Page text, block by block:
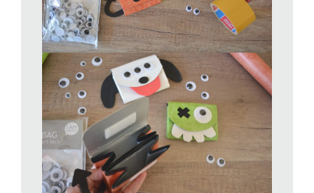
Con la pellicola adesiva, aiutandovi con una spatola rivestite
l’intero contenitore. Se non siete pratici vi consiglio di rivestire
prima il rettangolo della patella e quindi tagliando una striscia di
adesivo di 14x40cm tutto il contenitore. Fate aderire bene
cercando di non formare bolle. A seconda del personaggio che
volete creare arrotondate la patella a piacere con le forbici.
Quindi con del nastro isolante rifinite tutto il perimetro dei bordi
dopo averli pareggiati. Date ora forma al vostro portafogli. Fate
rientrare le parti laterali, quindi piegate in due e unite le due
parti al centro con del biadesivo forte. Premete bene e
appiattite tutte le pieghe. Incollate un pezzetto di velcro
autoadesivo come chiusura.